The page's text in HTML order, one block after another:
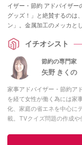
イザー・節約 アドバイザー
グッズ！」と絶賛するのは
ン」。金属加工のメッカと
イチオシスト
節約の専門家
矢野 きくの
家事アドバイザー・節約ア
を経て女性が働く為には家
化、家庭の省エネを中心に
載。TVクイズ問題の作成